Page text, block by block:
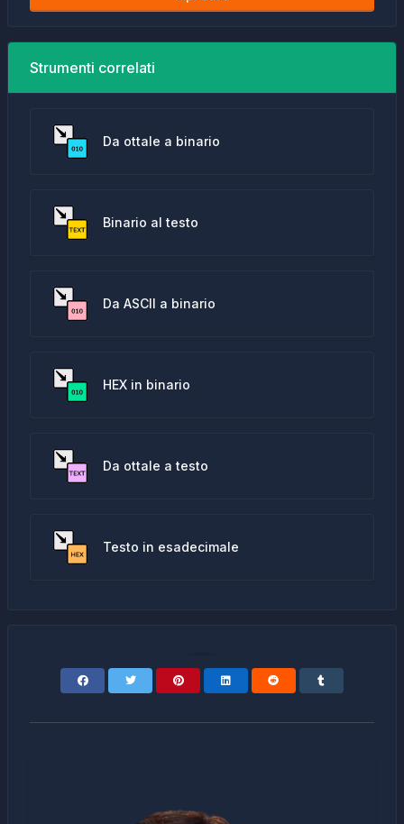
Strumenti correlati
Da ottale a binario
Binario al testo
Da ASCII a binario
HEX in binario
Da ottale a testo
Testo in esadecimale